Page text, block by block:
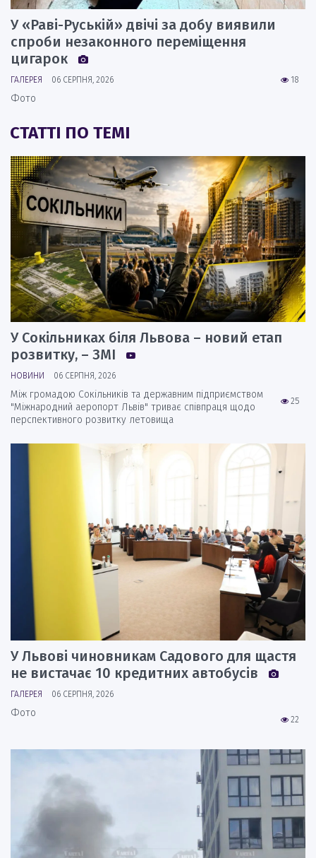
У «Раві-Руській» двічі за добу виявили
спроби незаконного переміщення
цигарок
18
ГАЛЕРЕЯ 06 СЕРПНЯ, 2026
Фото
СТАТТІ ПО ТЕМІ
У Сокільниках біля Львова – новий етап
розвитку, – ЗМІ
НОВИНИ 06 СЕРПНЯ, 2026
25
Між громадою Сокільників та державним підприємством
"Міжнародний аеропорт Львів" триває співпраця щодо
перспективного розвитку летовища
У Львові чиновникам Садового для щастя
не вистачає 10 кредитних автобусів
ГАЛЕРЕЯ 06 СЕРПНЯ, 2026
22
Фото